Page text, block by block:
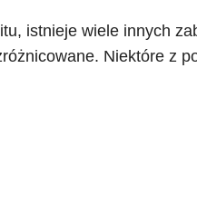
istnieje wiele innych
Niektóre z